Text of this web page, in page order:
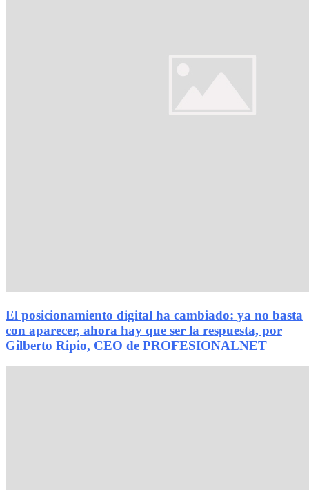
El posicionamiento digital ha cambiado: ya no basta
con aparecer, ahora hay que ser la respuesta, por
Gilberto Ripio, CEO de PROFESIONALNET